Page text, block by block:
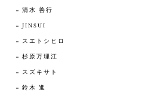
清水 善行
JINSUI
スエトシヒロ
杉原万理江
スズキサト
鈴木 進